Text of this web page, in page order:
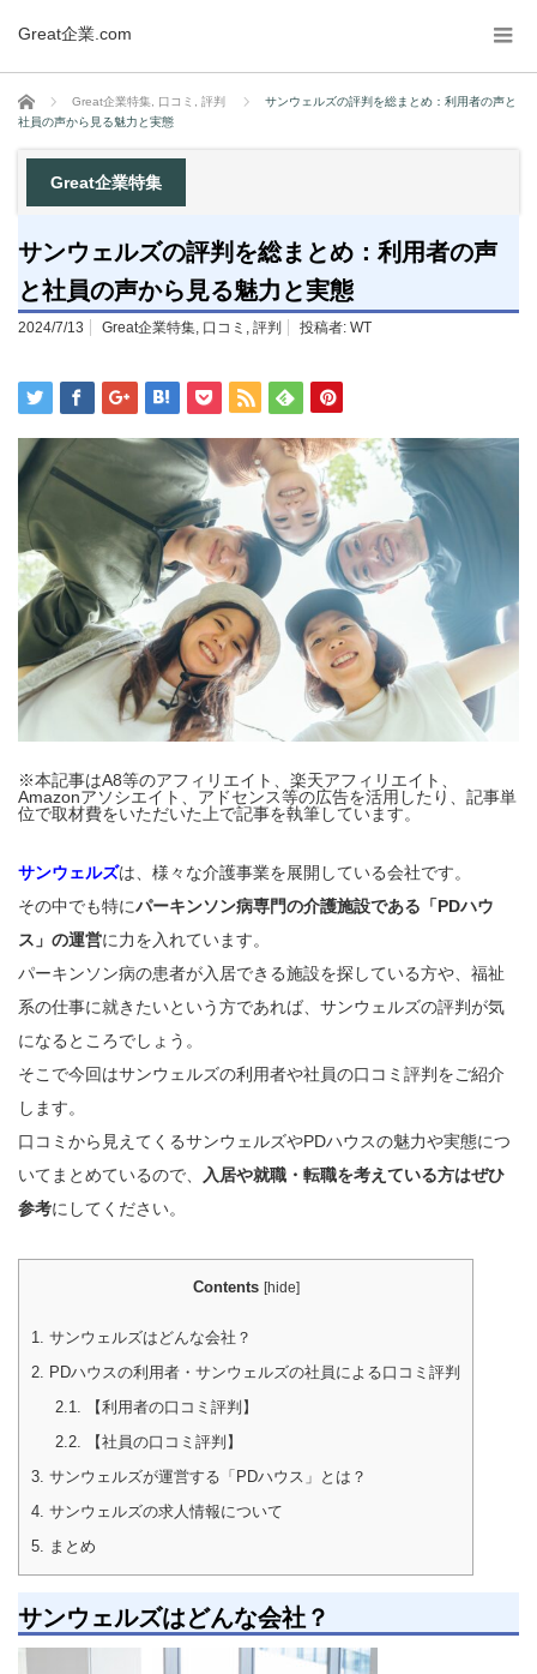
Great企業.com
ホーム Great企業特集 口コミ 評判
サンウェルズの評判を総まとめ：利用者の声と
社員の声から見る魅力と実態
Great企業特集
サンウェルズの評判を総まとめ：利用者の声
と社員の声から見る魅力と実態
2024/7/13 Great企業特集, 口コミ , 評判 投稿者: WT
※本記事はA8等のアフィリエイト、楽天アフィリエイト、
Amazonアソシエイト、アドセンス等の広告を活用したり、記事単
位で取材費をいただいた上で記事を執筆しています。
サンウェルズは、様々な介護事業を展開している会社です。
その中でも特にパーキンソン病専門の介護施設である「PDハウ
ス」の運営に力を入れています。
パーキンソン病の患者が入居できる施設を探している方や、福祉
系の仕事に就きたいという方であれば、サンウェルズの評判が気
になるところでしょう。
そこで今回はサンウェルズの利用者や社員の口コミ評判をご紹介
します。
口コミから見えてくるサンウェルズやPDハウスの魅力や実態につ
いてまとめているので、 入居や就職・転職を考えている方はぜひ
参考にしてください。
Contents [hide]
1.
サンウェルズはどんな会社？
2. PDハウスの利用者・サンウェルズの社員による口コミ評判
2.1.
【利用者の口コミ評判】
2.2.
【社員の口コミ評判】
3. サンウェルズが運営する「PDハウス」とは？
4. サンウェルズの求人情報について
5.
まとめ
サンウェルズはどんな会社？